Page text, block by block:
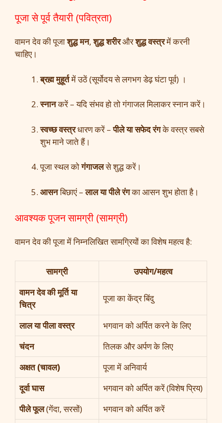
पूजा से पूर्व तैयारी (पवित्रता)
वामन देव की पूजाशुद्ध मन,शुद्ध शरीरऔरशुद्ध वस्त्रमें करनी
चाहिए।
ब्रह्म मुहूर्तमें उठें (सूर्योदय से लगभग डेढ़ घंटा पूर्व) ।
स्नानकरें – यदि संभव हो तो गंगाजल मिलाकर स्नान करें।
स्वच्छ वस्त्रधारण करें –पीले या सफेद रंगके वस्त्र सबसे
शुभ माने जाते हैं।
पूजा स्थल कोगंगाजलसे शुद्ध करें।
आसनबिछाएं –लाल या पीले रंगका आसन शुभ होता है।
आवश्यक पूजन सामग्री (सामग्री)
वामन देव की पूजा में निम्नलिखित सामग्रियों का विशेष महत्व है:
सामग्री
उपयोग/महत्व
वामन देव की मूर्ति या
चित्र
पूजा का केंद्र बिंदु
लाल या पीला वस्त्र
भगवान को अर्पित करने के लिए
चंदन
तिलक और अर्पण के लिए
अक्षत (चावल)
पूजा में अनिवार्य
दूर्वा घास
भगवान को अर्पित करें (विशेष प्रिय)
पीले फूल(गेंदा, सरसों)
भगवान को अर्पित करें